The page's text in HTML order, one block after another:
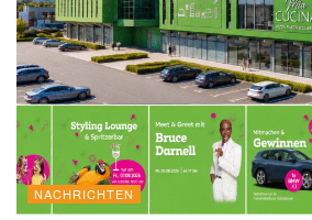
NACHRICHTEN